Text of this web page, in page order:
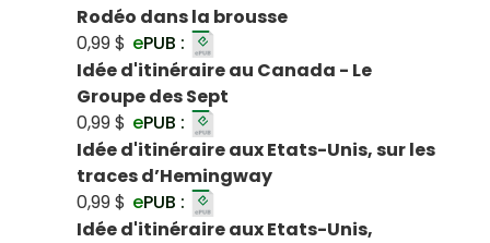
Rodéo dans la brousse
0,99 $ ePUB :
Idée d'itinéraire au Canada - Le
Groupe des Sept
0,99 $ ePUB :
Idée d'itinéraire aux Etats-Unis, sur les
traces d’Hemingway
0,99 $ ePUB :
Idée d'itinéraire aux Etats-Unis,